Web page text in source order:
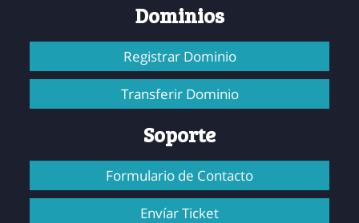
Dominios
Registrar Dominio
Transferir Dominio
Soporte
Formulario de Contacto
Envíar Ticket